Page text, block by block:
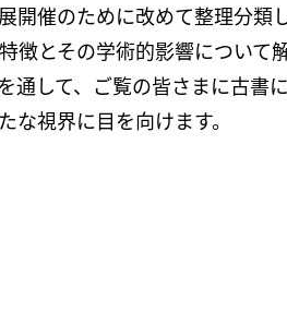
開催のために改めて整理分
徴とその学術的影響につい
通して、ご覧の皆さまに古
な視界に目を向けます。